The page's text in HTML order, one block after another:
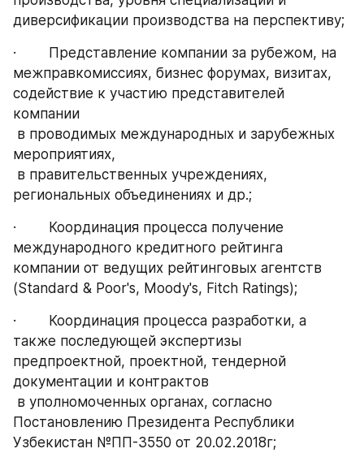
диверсификации производства на перспективу;
·        Представление компании за рубежом, на
межправкомиссиях, бизнес форумах, визитах,
содействие к участию представителей
компании
мероприятиях,
региональных объединениях и др.;
·        Координация процесса получение
международного кредитного рейтинга
компании от ведущих рейтинговых агентств
(Standard & Poor's, Moody's, Fitch Ratings);
·        Координация процесса разработки, а
также последующей экспертизы
предпроектной, проектной, тендерной
документации и контрактов
Постановлению Президента Республики
Узбекистан №ПП-3550 от 20.02.2018г;